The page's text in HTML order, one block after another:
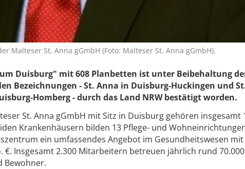
Malteser St. Anna gGmbH (Foto: Malteser St. Anna gGmbH).
Duisburg" mit 608 Planbetten ist unter Beibehaltung
Bezeichnungen - St. Anna in Duisburg-Huckingen und
Homberg - durch das Land NRW bestätigt worden.
St. Anna gGmbH mit Sitz in Duisburg gehören insgesamt
Krankenhäusern bilden 13 Pflege- und
ein umfassendes Angebot im Gesundheitswesen
€. Insgesamt 2.300 Mitarbeitern betreuen jährlich rund 70.000
Bewohner.